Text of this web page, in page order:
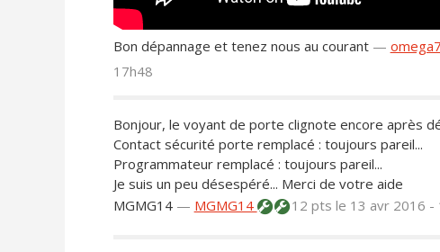
Bon dépannage et tenez nous au courant — omega7
17h48
Bonjour, le voyant de porte clignote encore après
Contact sécurité porte remplacé : toujours pareil...
Programmateur remplacé : toujours pareil...
Je suis un peu désespéré... Merci de votre aide
MGMG14 — MGMG14 12 pts le 13 avr 2016 -